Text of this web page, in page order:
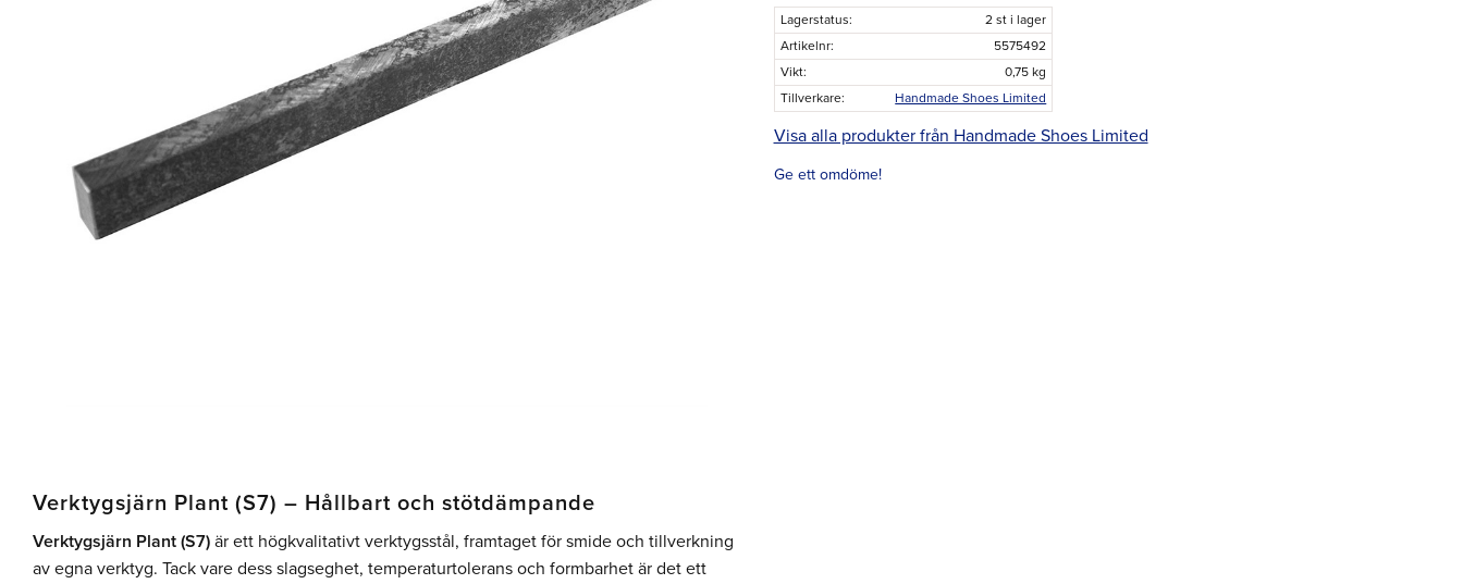
Lagerstatus
2 st i lager
Artikelnr
5575492
Vikt
0,75 kg
Tillverkare
Handmade Shoes Limited
Visa alla produkter från Handmade Shoes Limited
Ge ett omdöme!
Verktygsjärn Plant (S7) – Hållbart och stötdämpande
Verktygsjärn Plant (S7) är ett högkvalitativt verktygsstål, framtaget för smide och tillverkning
av egna verktyg. Tack vare dess slagseghet, temperaturtolerans och formbarhet är det ett